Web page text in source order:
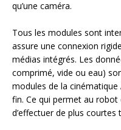
qu’une caméra.
Tous les modules sont
assure une connexion
médias intégrés. Les
comprimé, vide ou eau)
modules de la
fin. Ce qui permet au
d’effectuer de plus courtes